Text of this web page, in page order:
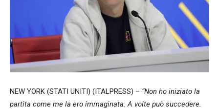
NEW YORK (STATI UNITI) (ITALPRESS) – “Non ho iniziato la
partita come me la ero immaginata. A volte può succedere.